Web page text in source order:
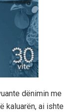
dënimin me
kaluarën, ai ishte